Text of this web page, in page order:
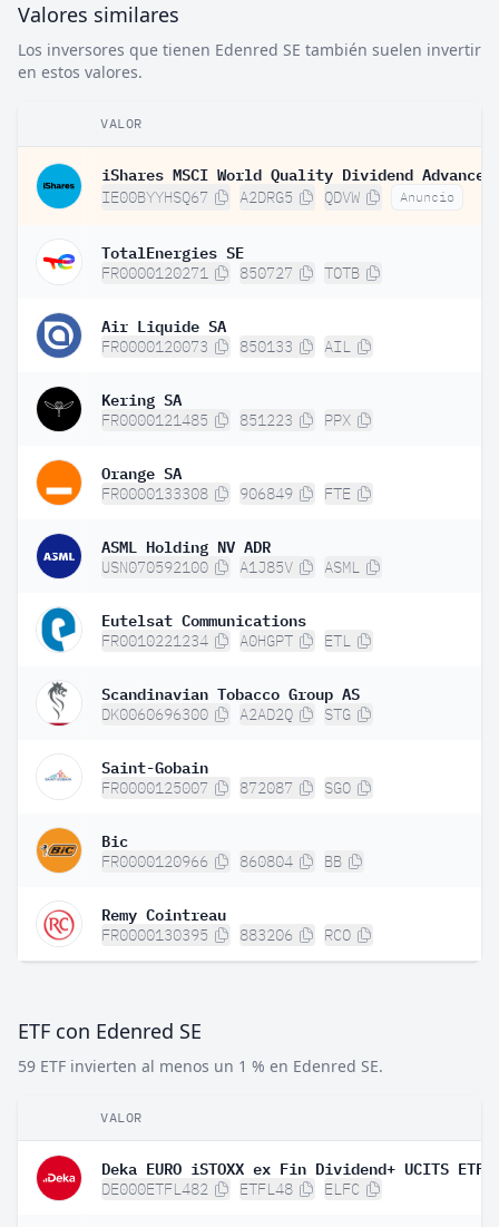
Valores similares
Los inversores que tienen Edenred SE también suelen invertir
en estos valores.
VALOR
IE00BYYHSQ67 A2DRG5 QDVW Anuncio
TotalEnergies SE
FR0000120271 850727 TOTB
Air Liquide SA
FR0000120073 850133 AIL
Kering SA
FR0000121485 851223 PPX
Orange SA
FR0000133308 906849 FTE
ASML Holding NV ADR
USN070592100 A1J85V ASML
Eutelsat Communications
FR0010221234 A0HGPT ETL
Scandinavian Tobacco Group AS
DK0060696300 A2AD2Q STG
Saint-Gobain
FR0000125007 872087 SGO
Bic
FR0000120966 860804 BB
Remy Cointreau
FR0000130395 883206 RCO
ETF con Edenred SE
59 ETF invierten al menos un 1 % en Edenred SE.
VALOR
Deka EURO iSTOXX ex Fin Dividend+ UCITS ETF
DE000ETFL482 ETFL48 ELFC